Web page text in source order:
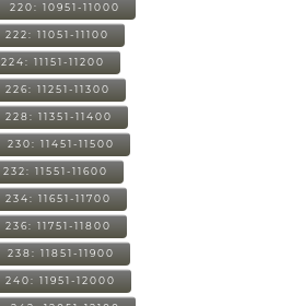
220: 10951-11000
222: 11051-11100
224: 11151-11200
226: 11251-11300
228: 11351-11400
230: 11451-11500
232: 11551-11600
234: 11651-11700
236: 11751-11800
238: 11851-11900
240: 11951-12000